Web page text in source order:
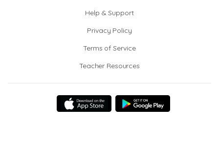
Help & Support
Privacy Policy
Terms of Service
Teacher Resources